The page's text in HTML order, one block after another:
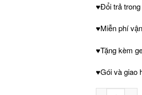
♥Đổi trả trong
♥Miễn phí
♥Tặng kèm
♥Gói và giao
Máy